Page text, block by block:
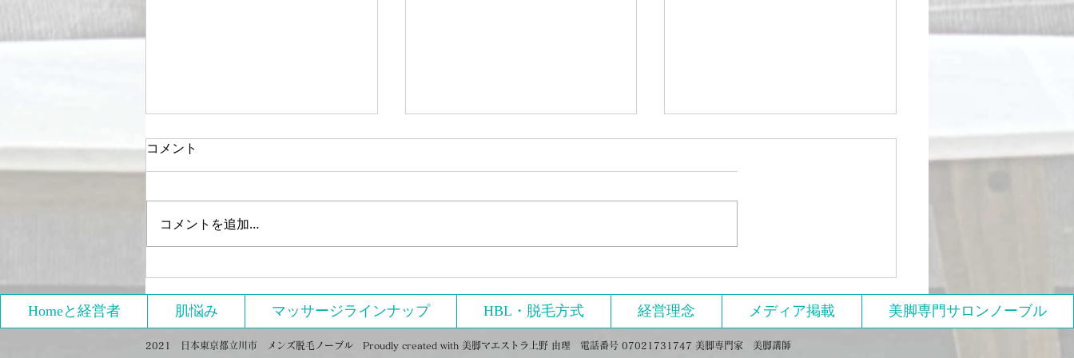
知らせ
サイト作りに必要な４冊
コメント
コメントを追加…
Homeと経営者 肌悩み マッサージラインナップ HBL・脱毛方式 経営理念 メディア掲載 美脚専門サロンノーブル
2021 日本東京都立川市 メンズ脱毛ノーブル Proudly created with 美脚マエストラ上野 由理 電話番号 07021731747 美脚専門家 美脚講師